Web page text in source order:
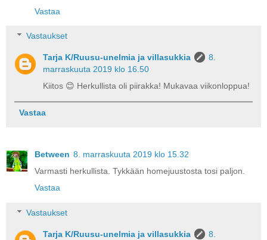
Vastaa
Vastaukset
Tarja K/Ruusu-unelmia ja villasukkia
8.
marraskuuta 2019 klo 16.50
Kiitos 😊 Herkullista oli piirakka! Mukavaa viikonloppua!
Vastaa
Between 8. marraskuuta 2019 klo 15.32
Varmasti herkullista. Tykkään homejuustosta tosi paljon.
Vastaa
Vastaukset
Tarja K/Ruusu-unelmia ja villasukkia
8.